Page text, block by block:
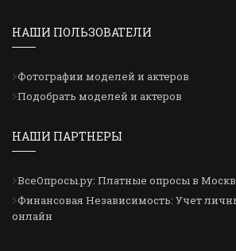
НАШИ ПОЛЬЗОВАТЕЛИ
Фотографии моделей и актеров
Подобрать моделей и актеров
НАШИ ПАРТНЕРЫ
ВсеОпросы.ру: Платные опросы в
Финансовая Независимость: Учет
онлайн